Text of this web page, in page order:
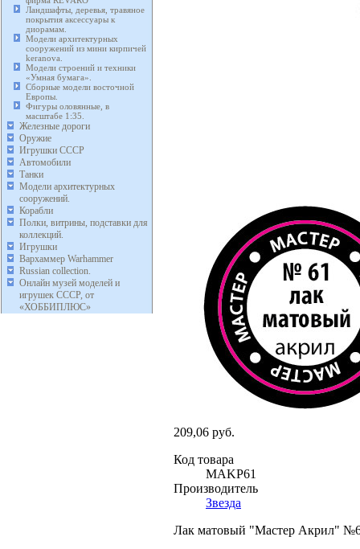
Ландшафты, деревья, травяное
покрытия аксессуары к
диорамам.
Модели архитектурных
сооружений из мини кирпичей
keranova.
Модели строений и техники
«Умная бумага».
Сборные модели восточной
Европы.
Фигуры оловянные, в
масштабе 1:35.
Железные дороги
Оружие
Игрушки СССР
Автомобили
Танки
Модели архитектурных
сооружений.
Корабли
Полки, витрины, подставки для
коллекций.
Игрушки
Вархаммер Warhammer
Russian collection.
Онлайн музей моделей и
игрушек СССР, от
«ХОББИПЛЮС»
209,06 руб.
Код товара
MAKP61
Производитель
Звезда
Лак матовый "Мастер Акрил"